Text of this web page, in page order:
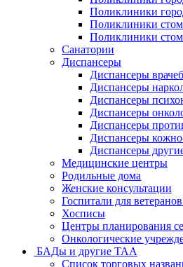
Поликлиники
Поликлиники
Поликлиники
Санатории
Диспансеры
Диспансеры
Диспансеры
Диспансеры
Диспансеры
Диспансеры
Диспансеры
Диспансеры
Медицинские центры
Родильные дома
Женские консультации
Госпитали для
Хосписы
Центры планирования
Онкологические
БАДы и другие ТАА
Список торговых